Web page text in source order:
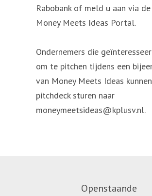
Rabobank of meld u aan via
Money Meets Ideas Portal.
Ondernemers die
om te pitchen tijdens een
van Money Meets Ideas
pitchdeck sturen naar
moneymeetsideas@kplusv.nl.
Openstaande